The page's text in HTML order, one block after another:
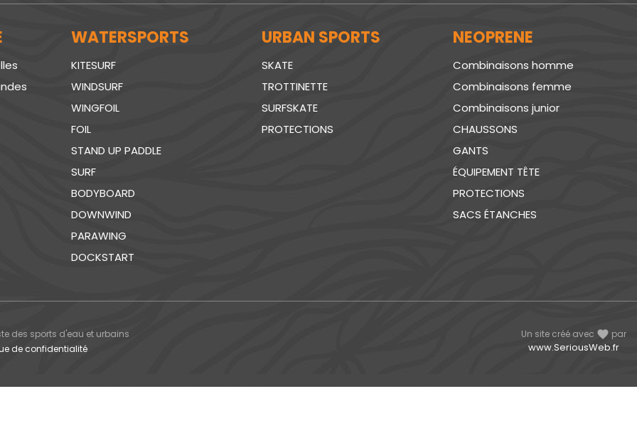
WATERSPORTS
KITESURF
WINDSURF
WINGFOIL
FOIL
STAND UP PADDLE
SURF
BODYBOARD
DOWNWIND
PARAWING
DOCKSTART
URBAN SPORTS
SKATE
TROTTINETTE
SURFSKATE
PROTECTIONS
NEOPRENE
Combinaisons homme
Combinaisons femme
Combinaisons junior
CHAUSSONS
GANTS
ÉQUIPEMENT TÊTE
PROTECTIONS
SACS ÉTANCHES
des sports d'eau et urbains
de confidentialité
Un site créé avec favorite par
www.SeriousWeb.fr